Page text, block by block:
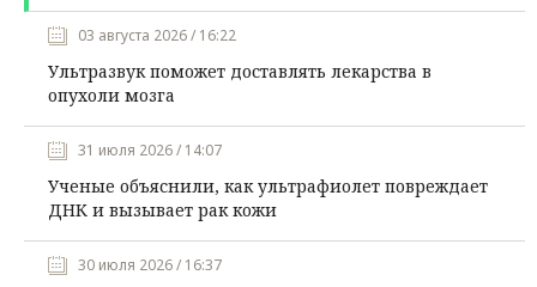
03 августа 2026 / 16:22
Ультразвук поможет доставлять лекарства в
опухоли мозга
31 июля 2026 / 14:07
Ученые объяснили, как ультрафиолет повреждает
ДНК и вызывает рак кожи
30 июля 2026 / 16:37